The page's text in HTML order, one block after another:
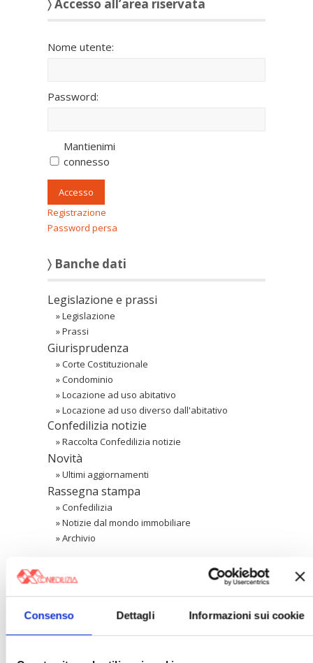
Consenso Dettagli Informazioni sui cookie
〉 Accesso all’area riservata
Nome utente:
Password:
Mantienimi
connesso
Accesso
Registrazione
Password persa
〉 Banche dati
Legislazione e prassi
»Legislazione
»Prassi
Giurisprudenza
»Corte Costituzionale
»Condominio
»Locazione ad uso abitativo
»Locazione ad uso diverso dall'abitativo
Confedilizia notizie
»Raccolta Confedilizia notizie
Novità
»Ultimi aggiornamenti
Rassegna stampa
»Confedilizia
»Notizie dal mondo immobiliare
»Archivio
Cerca
〉 Area riservata Associazioni